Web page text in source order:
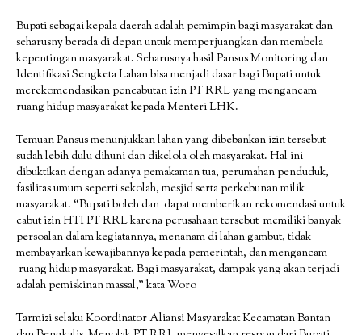
Bupati sebagai kepala daerah adalah pemimpin bagi masyarakat dan
seharusny berada di depan untuk memperjuangkan dan membela
kepentingan masyarakat. Seharusnya hasil Pansus Monitoring dan
Identifikasi Sengketa Lahan bisa menjadi dasar bagi Bupati untuk
merekomendasikan pencabutan izin PT RRL yang mengancam
ruang hidup masyarakat kepada Menteri LHK.
Temuan Pansus menunjukkan lahan yang dibebankan izin tersebut
sudah lebih dulu dihuni dan dikelola oleh masyarakat. Hal ini
dibuktikan dengan adanya pemakaman tua, perumahan penduduk,
fasilitas umum seperti sekolah, mesjid serta perkebunan milik
masyarakat. “Bupati boleh dan dapat memberikan rekomendasi untuk
cabut izin HTI PT RRL karena perusahaan tersebut memiliki banyak
persoalan dalam kegiatannya, menanam di lahan gambut, tidak
membayarkan kewajibannya kepada pemerintah, dan mengancam
ruang hidup masyarakat. Bagi masyarakat, dampak yang akan terjadi
adalah pemiskinan massal,” kata Woro
Tarmizi selaku Koordinator Aliansi Masyarakat Kecamatan Bantan